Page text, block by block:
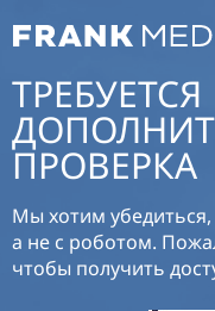
ТРЕБУЕТСЯ
ПРОВЕРКА
Мы хотим
а не с роботом.
чтобы получить